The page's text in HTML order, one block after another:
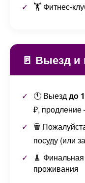
🏋️ Фитнес-
🚪 Выезд и
🕚 Выезддо
₽,
🗑️
посуду (или
🧹
проживания